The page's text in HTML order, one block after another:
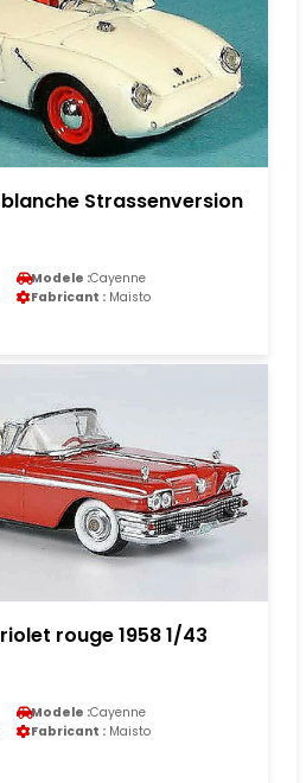
Strassenversion
Modele :Cayenne
Fabricant : Maisto
rouge 1958 1/43
Modele :Cayenne
Fabricant : Maisto